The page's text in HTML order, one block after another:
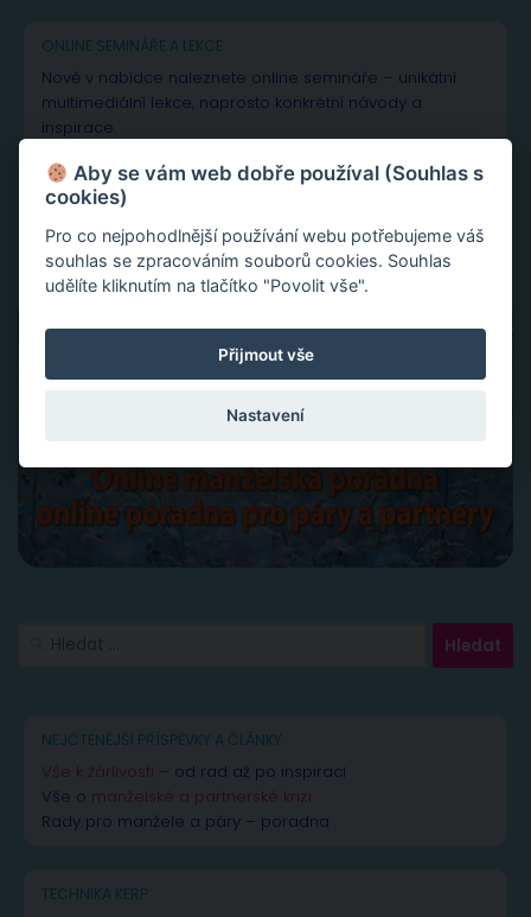
ONLINE SEMINÁŘE A LEKCE
Nově v nabídce naleznete online semináře – unikátní
multimediální lekce, naprosto konkrétní návody a
inspirace.
Aktivace tvojí životní síly jako cesta sebelásky
Velká partnerská rekapitulace a restart vašeho vztahu
NEJČTENĚJŠÍ PŘÍSPĚVKY A ČLÁNKY
Vše k žárlivosti – od rad až po inspiraci
Vše o manželské a partnerské krizi
Rady pro manžele a páry – poradna
TECHNIKA KERP
Aby se vám web dobře používal (Souhlas s
cookies)
Pro co nejpohodlnější používání webu potřebujeme váš
souhlas se zpracováním souborů cookies. Souhlas
udělíte kliknutím na tlačítko "Povolit vše".
Přijmout vše
Nastavení